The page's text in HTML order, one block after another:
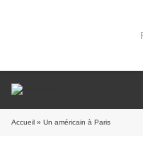
Accueil » Un américain à Paris